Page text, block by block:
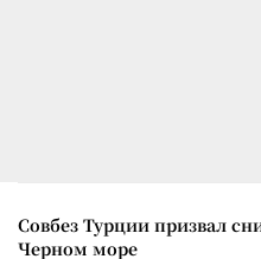
Совбез Турции призвал
Черном море